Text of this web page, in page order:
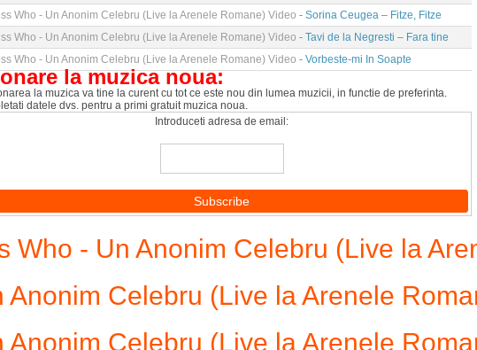
Who - Un Anonim Celebru (Live la Arenele Romane) Video - Sorina Ceugea – Fitze, Fitze
Who - Un Anonim Celebru (Live la Arenele Romane) Video - Tavi de la Negresti – Fara tine
Who - Un Anonim Celebru (Live la Arenele Romane) Video - Vorbeste-mi In Soapte
la muzica noua:
la muzica va tine la curent cu tot ce este nou din lumea muzicii, in functie de preferinta.
datele dvs. pentru a primi gratuit muzica noua.
Introduceti adresa de email:
Who - Un Anonim Celebru (Live la
Anonim Celebru (Live la Arenele
Anonim Celebru (Live la Arenele